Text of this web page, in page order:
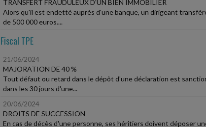
TRANSFERT FRAUDULEUX D'UN BIEN IMMOBILIER
Alors qu'il est endetté auprès d'une banque, un dirigeant
de 500 000 euros....
Fiscal TPE
21/06/2024
MAJORATION DE 40 %
Tout défaut ou retard dans le dépôt d'une déclaration est
dans les 30 jours d'une...
20/06/2024
DROITS DE SUCCESSION
En cas de décès d'une personne, ses héritiers doivent déposer